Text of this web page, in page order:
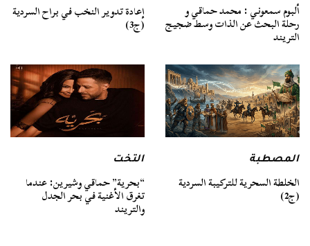
ألبوم سمعوني : محمد حماقي و
رحلة البحث عن الذات وسط ضجيج
التريند
إعادة تدوير النخب في براح السردية
(ج3)
المصطبة
الخلطة السحرية للتركيبة السردية
(ج2)
التخت
“بحرية” حماقي وشيرين: عندما
تغرق الأغنية في بحر الجدل
والتريند